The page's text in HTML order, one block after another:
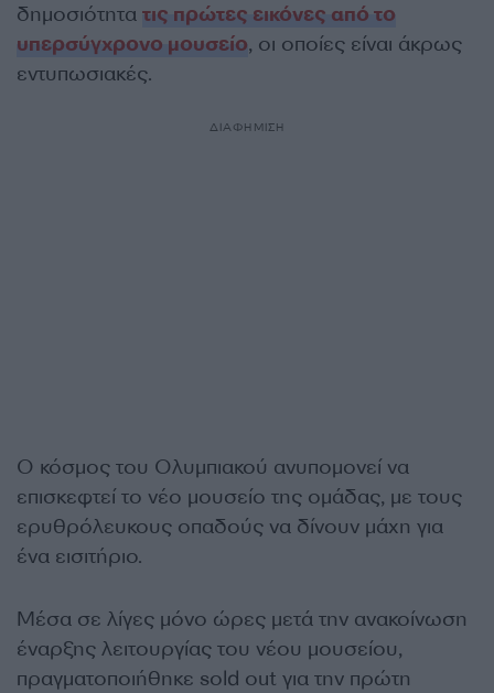
δημοσιότητα τις πρώτες εικόνες από το
υπερσύγχρονο μουσείο, οι οποίες είναι άκρως
εντυπωσιακές.
ΔΙΑΦΗΜΙΣΗ
Ο κόσμος του Ολυμπιακού ανυπομονεί να
επισκεφτεί το νέο μουσείο της ομάδας, με τους
ερυθρόλευκους οπαδούς να δίνουν μάχη για
ένα εισιτήριο.
Μέσα σε λίγες μόνο ώρες μετά την ανακοίνωση
έναρξης λειτουργίας του νέου μουσείου,
πραγματοποιήθηκε sold out για την πρώτη